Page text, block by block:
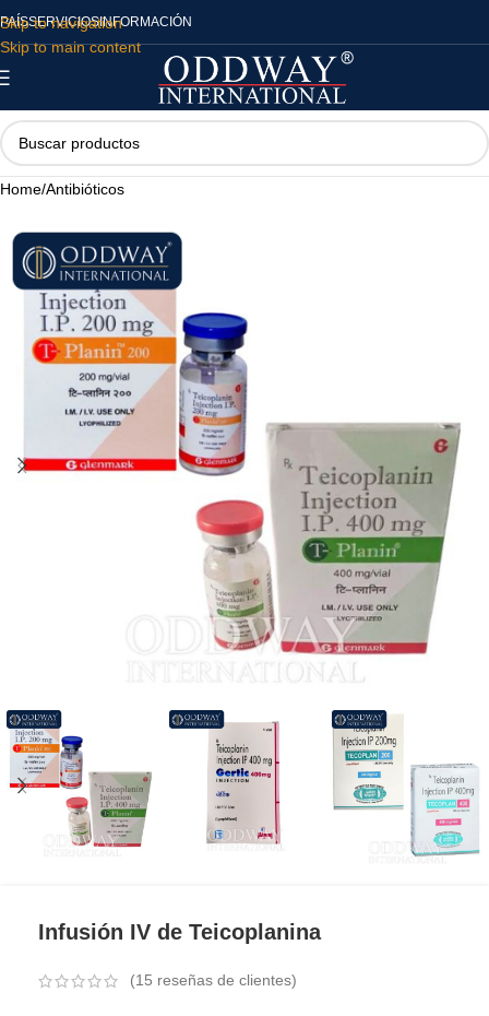
Skip to navigation
Skip to main content
PAÍSSERVICIOSINFORMACIÓN
Home/Antibióticos
Infusión IV de Teicoplanina
(15 reseñas de clientes)